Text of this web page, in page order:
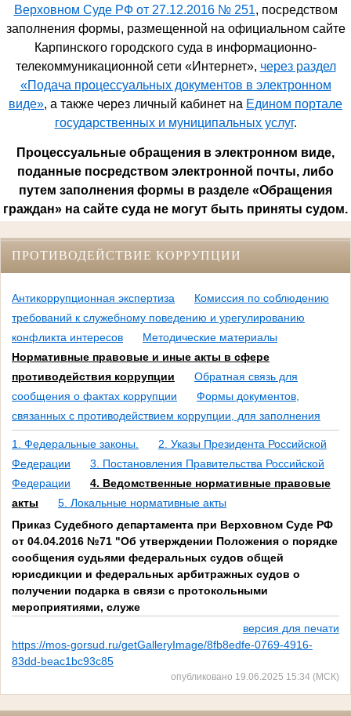
Верховном Суде РФ от 27.12.2016 № 251, посредством
заполнения формы, размещенной на официальном сайте
Карпинского городского суда в информационно-
телекоммуникационной сети «Интернет», через раздел
«Подача процессуальных документов в электронном
виде», а также через личный кабинет на Едином портале
государственных и муниципальных услуг.
Процессуальные обращения в электронном виде,
поданные посредством электронной почты, либо
путем заполнения формы в разделе «Обращения
граждан» на сайте суда не могут быть приняты судом.
ПРОТИВОДЕЙСТВИЕ КОРРУПЦИИ
Антикоррупционная экспертиза
Комиссия по соблюдению
требований к служебному поведению и урегулированию
конфликта интересов
Методические материалы
Нормативные правовые и иные акты в сфере
противодействия коррупции
Обратная связь для
сообщения о фактах коррупции
Формы документов,
связанных с противодействием коррупции, для заполнения
1. Федеральные законы.
2. Указы Президента Российской
Федерации
3. Постановления Правительства Российской
Федерации
4. Ведомственные нормативные правовые
акты
5. Локальные нормативные акты
Приказ Судебного департамента при Верховном Суде РФ
от 04.04.2016 №71 "Об утверждении Положения о порядке
сообщения судьями федеральных судов общей
юрисдикции и федеральных арбитражных судов о
получении подарка в связи с протокольными
мероприятиями, служе
версия для печати
https://mos-gorsud.ru/getGalleryImage/8fb8edfe-0769-4916-
83dd-beac1bc93c85
опубликовано 19.06.2025 15:34 (МСК)